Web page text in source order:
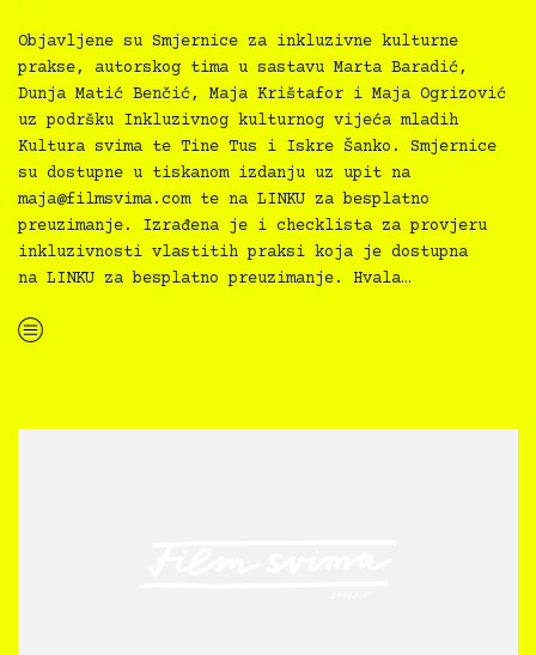
Objavljene su Smjernice za inkluzivne kulturne
prakse, autorskog tima u sastavu Marta Baradić,
Dunja Matić Benčić, Maja Krištafor i Maja Ogrizović
uz podršku Inkluzivnog kulturnog vijeća mladih
Kultura svima te Tine Tus i Iskre Šanko. Smjernice
su dostupne u tiskanom izdanju uz upit na
maja@filmsvima.comte na LINKU za besplatno
preuzimanje. Izrađena je i checklista za provjeru
inkluzivnosti vlastitih praksi koja je dostupna
na LINKU za besplatno preuzimanje. Hvala…
“Kultura svima — Smjernice za inkluzivne kulturne prakse”